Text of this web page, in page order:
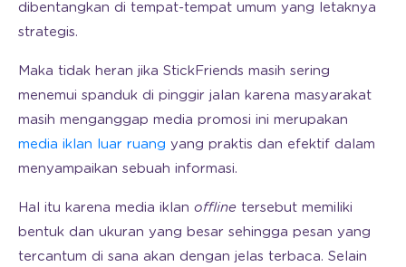
dibentangkan di tempat-tempat umum yang letaknya
strategis.
Maka tidak heran jika StickFriends masih sering
menemui spanduk di pinggir jalan karena masyarakat
masih menganggap media promosi ini merupakan
media iklan luar ruang yang praktis dan efektif dalam
menyampaikan sebuah informasi.
Hal itu karena media iklan offline tersebut memiliki
bentuk dan ukuran yang besar sehingga pesan yang
tercantum di sana akan dengan jelas terbaca. Selain